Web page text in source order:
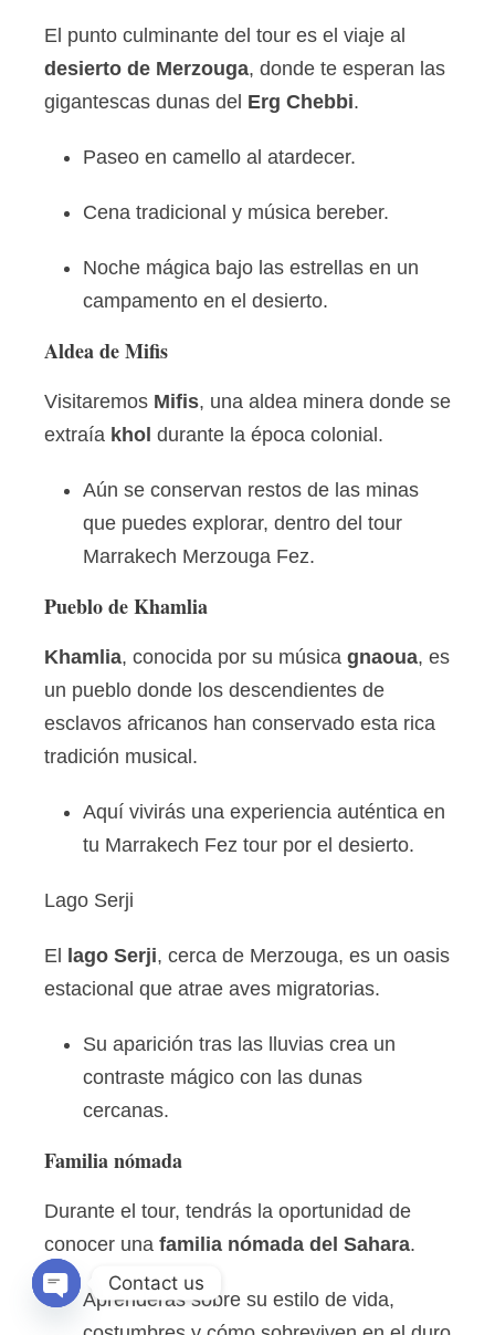
El punto culminante del tour es el viaje al
desierto de Merzouga, donde te esperan las
gigantescas dunas del Erg Chebbi.
Paseo en camello al atardecer.
Cena tradicional y música bereber.
Noche mágica bajo las estrellas en un
campamento en el desierto.
Aldea de Mifis
Visitaremos Mifis, una aldea minera donde se
extraía khol durante la época colonial.
Aún se conservan restos de las minas
que puedes explorar, dentro del tour
Marrakech Merzouga Fez.
Pueblo de Khamlia
Khamlia, conocida por su música gnaoua, es
un pueblo donde los descendientes de
esclavos africanos han conservado esta rica
tradición musical.
Aquí vivirás una experiencia auténtica en
tu Marrakech Fez tour por el desierto.
Lago Serji
El lago Serji, cerca de Merzouga, es un oasis
estacional que atrae aves migratorias.
Su aparición tras las lluvias crea un
contraste mágico con las dunas
cercanas.
Familia nómada
Durante el tour, tendrás la oportunidad de
conocer una familia nómada del Sahara.
Aprenderás sobre su estilo de vida,
Contact us
OPEN CHATY